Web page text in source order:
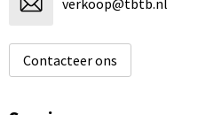
verkoop@tbtb.nl
Contacteer ons